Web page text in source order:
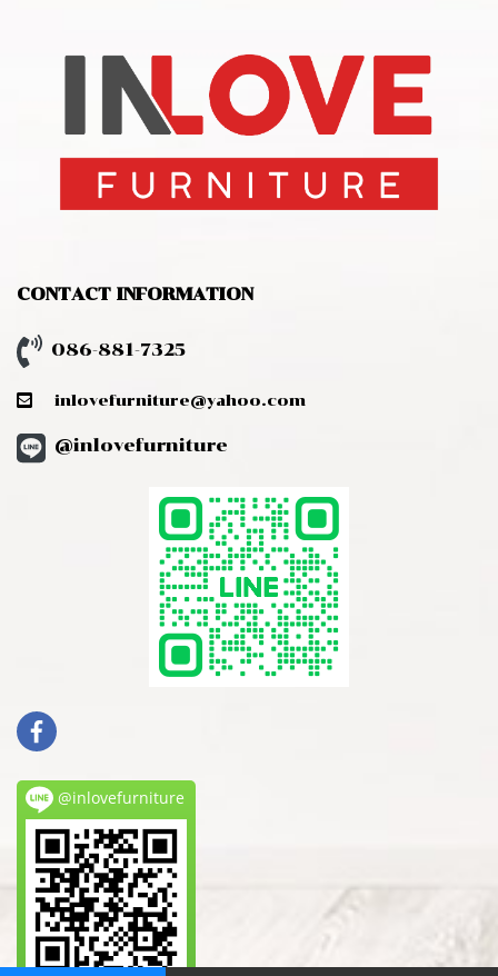
CONTACT INFORMATION
086-881-7325
inlovefurniture@yahoo.com
@inlovefurniture
@inlovefurniture